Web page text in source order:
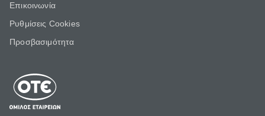
Επικοινωνία
Ρυθμίσεις Cookies
Προσβασιμότητα